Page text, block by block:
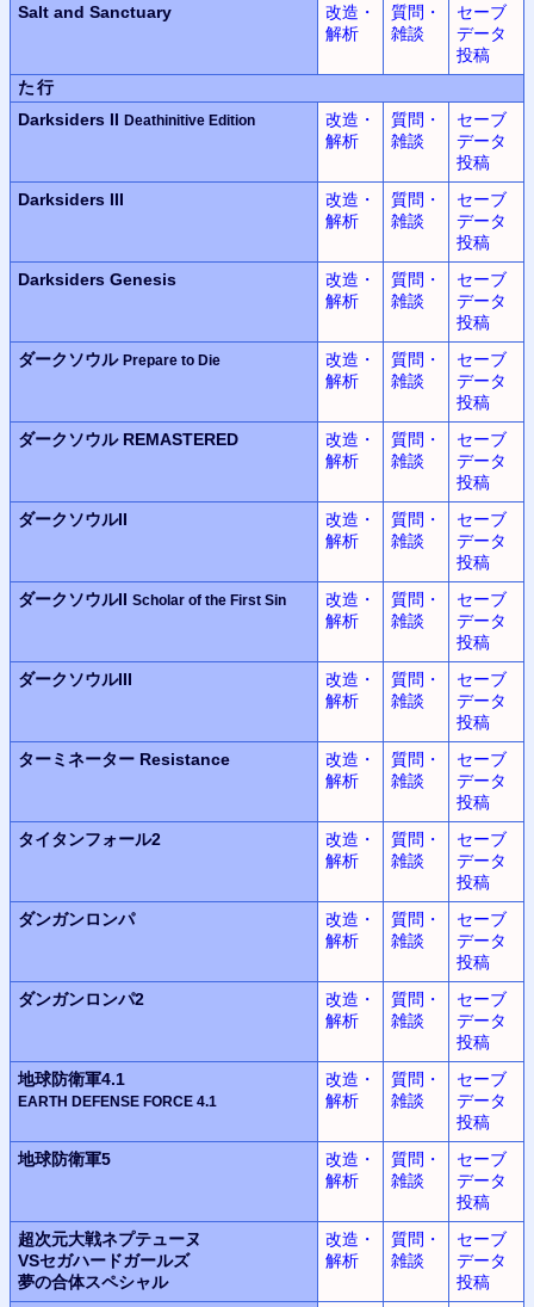
Salt and Sanctuary
改造・
解析
質問・
雑談
セーブ
データ
投稿
た行
Darksiders II Deathinitive Edition
改造・
解析
質問・
雑談
セーブ
データ
投稿
Darksiders III
改造・
解析
質問・
雑談
セーブ
データ
投稿
Darksiders Genesis
改造・
解析
質問・
雑談
セーブ
データ
投稿
ダークソウル Prepare to Die
改造・
解析
質問・
雑談
セーブ
データ
投稿
ダークソウル REMASTERED
改造・
解析
質問・
雑談
セーブ
データ
投稿
ダークソウルII
改造・
解析
質問・
雑談
セーブ
データ
投稿
ダークソウルII Scholar of the First Sin
改造・
解析
質問・
雑談
セーブ
データ
投稿
ダークソウルIII
改造・
解析
質問・
雑談
セーブ
データ
投稿
ターミネーター Resistance
改造・
解析
質問・
雑談
セーブ
データ
投稿
タイタンフォール2
改造・
解析
質問・
雑談
セーブ
データ
投稿
ダンガンロンパ
改造・
解析
質問・
雑談
セーブ
データ
投稿
ダンガンロンパ2
改造・
解析
質問・
雑談
セーブ
データ
投稿
地球防衛軍4.1
EARTH DEFENSE FORCE 4.1
改造・
解析
質問・
雑談
セーブ
データ
投稿
地球防衛軍5
改造・
解析
質問・
雑談
セーブ
データ
投稿
超次元大戦ネプテューヌ
VSセガハードガールズ
夢の合体スペシャル
改造・
解析
質問・
雑談
セーブ
データ
投稿